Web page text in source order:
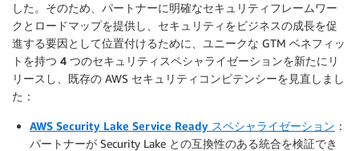
した。そのため、パートナーに明確なセキュリティフレームワー
クとロードマップを提供し、セキュリティをビジネスの成長を促
進する要因として位置付けるために、ユニークな GTM ベネフィッ
トを持つ 4 つのセキュリティスペシャライゼーションを新たにリ
リースし、既存の AWS セキュリティコンピテンシーを見直しまし
た：
AWS Security Lake Service Ready スペシャライゼーション ：
パートナーが Security Lake との互換性のある統合を検証でき